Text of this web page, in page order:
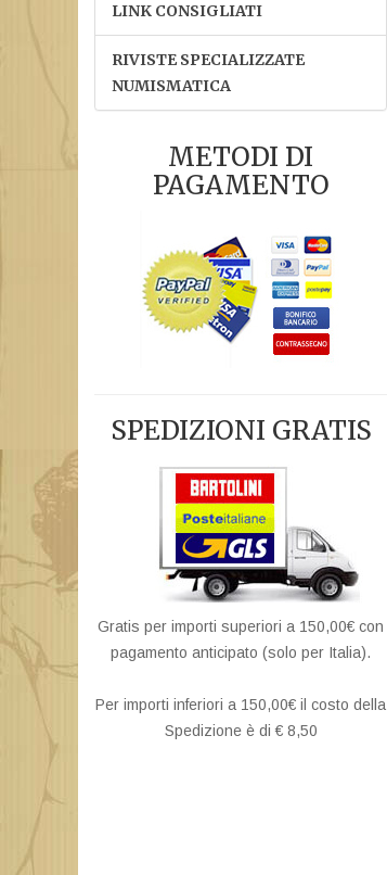
LINK CONSIGLIATI
RIVISTE SPECIALIZZATE
NUMISMATICA
METODI DI
PAGAMENTO
SPEDIZIONI GRATIS
Gratis per importi superiori a 150,00€ con
pagamento anticipato (solo per Italia).
Per importi inferiori a 150,00€ il costo della
Spedizione è di € 8,50